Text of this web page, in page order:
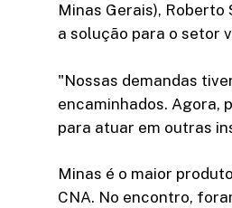
Minas Gerais),
a solução para o setor
"Nossas demandas
encaminhados. Agora,
para atuar em outras
Minas é o maior
CNA. No encontro,